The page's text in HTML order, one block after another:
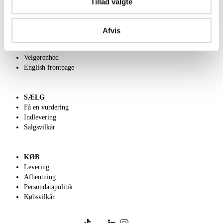
Afvis
Velgørenhed
English frontpage
SÆLG
Få en vurdering
Indlevering
Salgsvilkår
KØB
Levering
Afhentning
Persondatapolitik
Købsvilkår